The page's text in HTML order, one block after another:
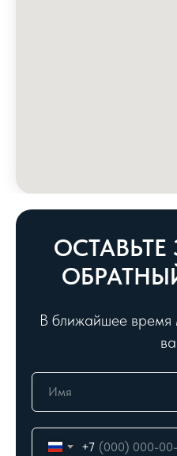
В ближайшее время
+7